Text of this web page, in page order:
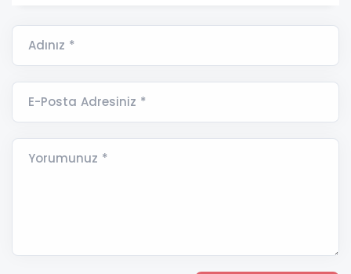
Adınız *
E-Posta Adresiniz *
Yorumunuz *